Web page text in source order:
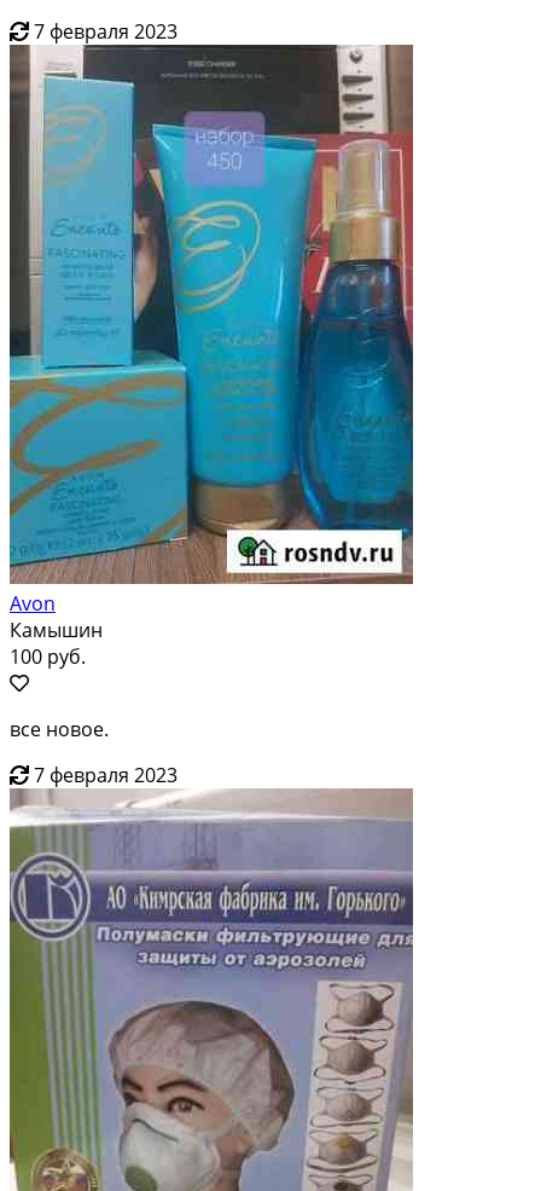
7 февраля 2023
Avon
Камышин
100 руб.
все новое.
7 февраля 2023